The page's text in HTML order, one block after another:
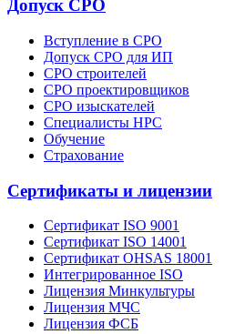
Допуск СРО
Вступление в СРО
Допуск СРО для ИП
СРО строителей
СРО проектировщиков
СРО изыскателей
Специалисты НРС
Обучение
Страхование
Сертификаты и лицензии
Сертификат ISO 9001
Сертификат ISO 14001
Сертификат OHSAS 18001
Интегрированное ISO
Лицензия Минкультуры
Лицензия МЧС
Лицензия ФСБ